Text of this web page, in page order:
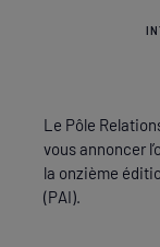
Le Pôle
vous annoncer
la onzième
(PAI).